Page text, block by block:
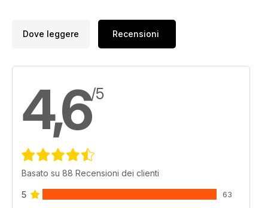
Dove leggere Recensioni
4,6/5
Basato su 88 Recensioni dei clienti
5 63